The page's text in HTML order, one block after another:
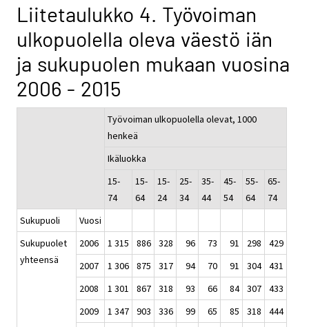
Liitetaulukko 4. Työvoiman
ulkopuolella oleva väestö iän
ja sukupuolen mukaan vuosina
2006 - 2015
Työvoiman ulkopuolella olevat, 1000
henkeä
Ikäluokka
15-
74
15-
64
15-
24
25-
34
35-
44
45-
54
55-
64
65-
74
Sukupuoli
Vuosi
Sukupuolet
yhteensä
2006 1 315 886 328 96 73 91 298
429
2007
1 306 875 317 94 70 91 304
431
2008
1 301 867 318 93 66 84 307
433
2009
1 347 903 336 99 65 85 318
444